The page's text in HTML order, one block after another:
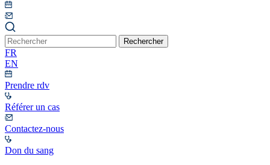
Rechercher
FR
EN
Prendre rdv
Référer un cas
Contactez-nous
Don du sang